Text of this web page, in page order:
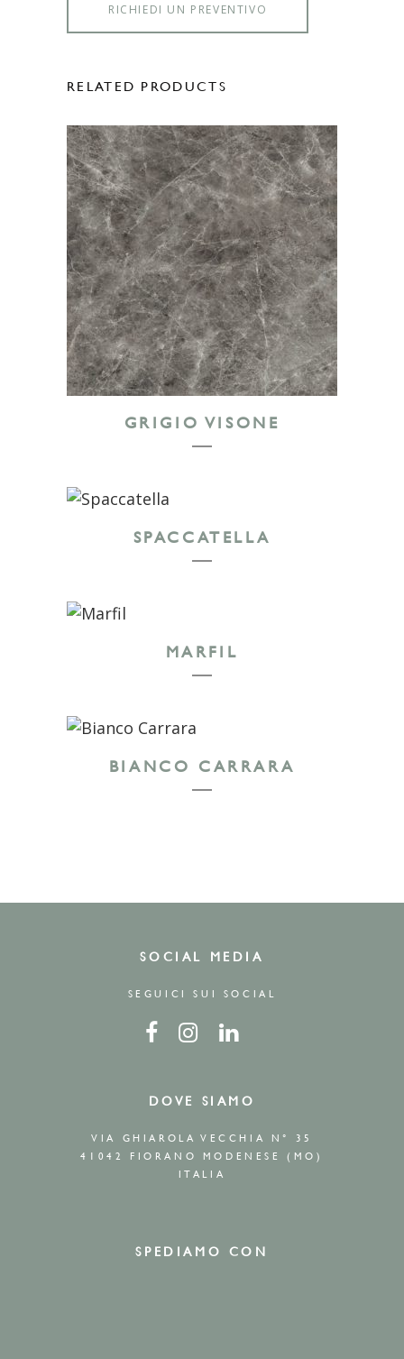
RICHIEDI UN PREVENTIVO
RELATED PRODUCTS
GRIGIO VISONE
SPACCATELLA
MARFIL
BIANCO CARRARA
SOCIAL MEDIA
SEGUICI SUI SOCIAL
DOVE SIAMO
VIA GHIAROLA VECCHIA N° 35
41042 FIORANO MODENESE (MO)
ITALIA
SPEDIAMO CON